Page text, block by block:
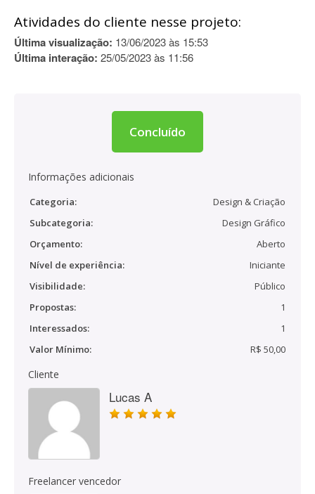
Atividades do cliente nesse projeto:
Última visualização: 13/06/2023 às 15:53
Última interação: 25/05/2023 às 11:56
Concluído
Informações adicionais
Categoria:
Design & Criação
Subcategoria:
Design Gráfico
Orçamento:
Aberto
Nível de experiência:
Iniciante
Visibilidade:
Público
Propostas:
1
Interessados:
1
Valor Mínimo:
R$ 50,00
Cliente
Lucas A
Freelancer vencedor